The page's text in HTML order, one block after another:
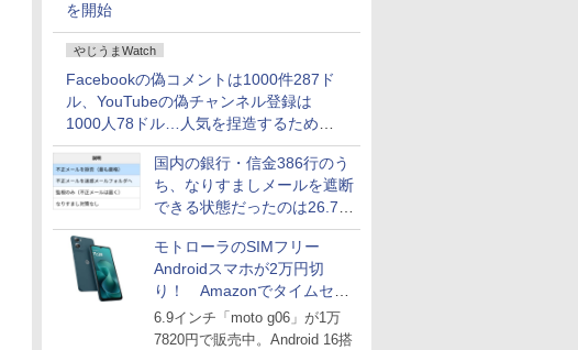
を開始
やじうまWatch
Facebookの偽コメントは1000件287ド
ル、YouTubeの偽チャンネル登録は
1000人78ドル…人気を捏造するための
価格リストが公開中
国内の銀行・信金386行のう
ち、なりすましメールを遮断
できる状態だったのは26.7％
にとどまる～GMOブランド
セキュリティ調査
モトローラのSIMフリー
Androidスマホが2万円切
り！ Amazonでタイムセー
ル
6.9インチ「moto g06」が1万
7820円で販売中。Android 16搭